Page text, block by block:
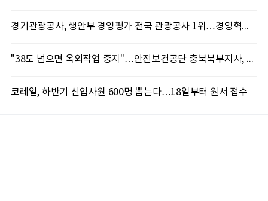
경기관광공사, 행안부 경영평가 전국 관광공사 1위…경영혁신 성과 인정
"38도 넘으면 옥외작업 중지"…안전보건공단 충북북부지사, 코레일과 폭염 예방 캠페인
코레일, 하반기 신입사원 600명 뽑는다…18일부터 원서 접수